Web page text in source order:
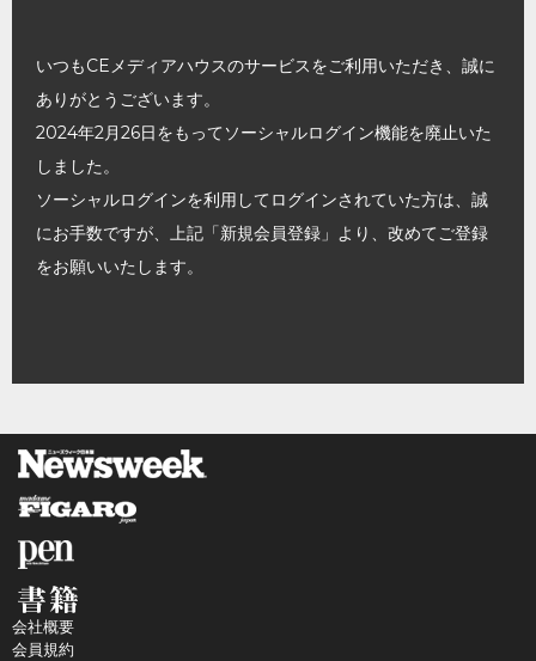
いつもCEメディアハウスのサービスをご利用いただき、誠に
ありがとうございます。
2024年2月26日をもってソーシャルログイン機能を廃止いた
しました。
ソーシャルログインを利用してログインされていた方は、誠
にお手数ですが、上記「新規会員登録」より、改めてご登録
をお願いいたします。
会社概要
会員規約